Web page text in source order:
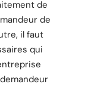
de
de
il faut
qui